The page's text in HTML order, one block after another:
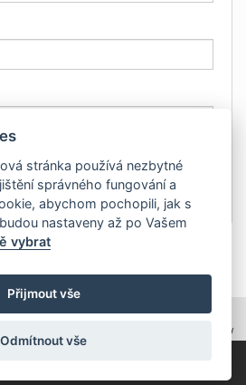
TOPWEBY - webhosting, domény, tvorba www
stránka používá nezbytné
správného fungování a
abychom pochopili, jak s
nastaveny až po Vašem
vybrat
Přijmout vše
Odmítnout vše